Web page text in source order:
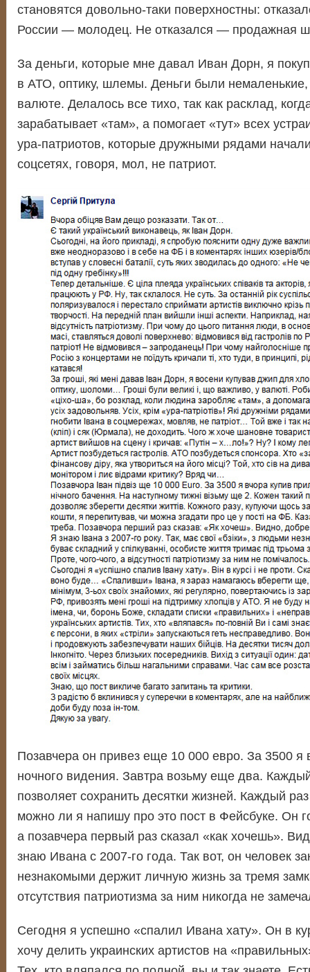
становятся довольно-таки поверхностны:
России — молодец. Не отказался — продажная
За деньги, которые мне давал Иван Дорн, я
в АТО, оптику, шлемы. Деньги были немаленькие,
валюте. Делалось все тихо, так как расклад,
зарабатывает «там», а помогает «тут» всех
ура-патриотов, которые дружными рядами
соцсетях, говоря, мол, не патриот.
Позавчера он привез еще 10 000 евро. За 3500 я
ночного видения. Завтра возьму еще два.
позволяет сохранить десятки жизней. Каждый
можно ли я напишу про это пост в Фейсбуке. Он
а позавчера первый раз сказал «как хочешь».
знаю Ивана с 2007-го года. Так вот, он человек
незнакомыми держит личную жизнь за тремя
отсутствия патриотизма за ним никогда не
Сегодня я успешно «спалил Ивана хату». Он в
хочу делить украинских артистов на